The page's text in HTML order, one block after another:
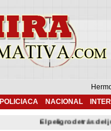
POLICIACA NACIONAL
El peligro detrás del